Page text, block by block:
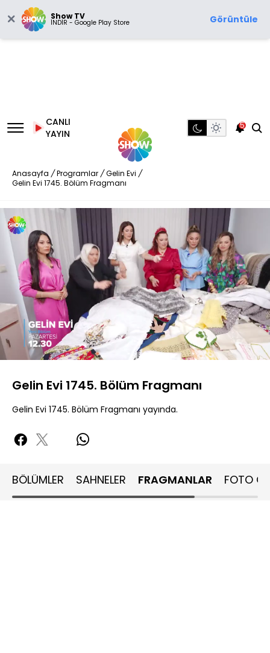
Show TV
İNDİR - Google Play Store Görüntüle
CANLI
YAYIN
5
Anasayfa / Programlar / Gelin Evi /
Gelin Evi 1745. Bölüm Fragmanı
Sesi
Aç
480P
Yüklendi
71.38%
Oynatma
Hızı
Gelin Evi 1745. Bölüm Fragmanı
Gelin Evi 1745. Bölüm Fragmanı yayında.
BÖLÜMLER SAHNELER FRAGMANLAR FOTO